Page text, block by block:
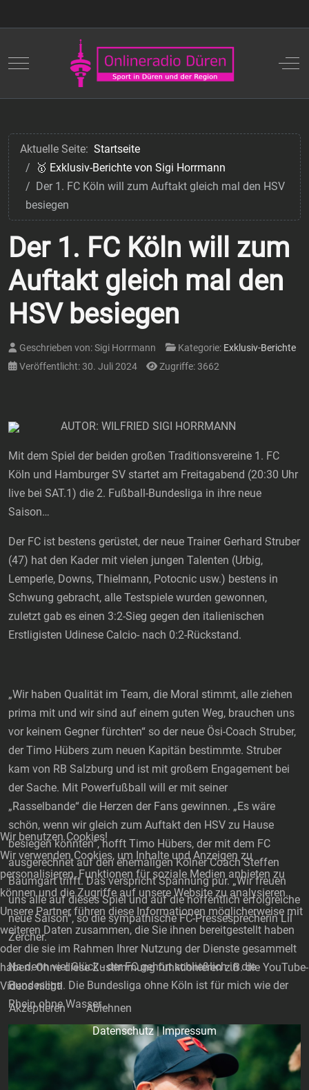
Mobile Menu Toggle Off-
Aktuelle Seite: Startseite
🥇 Exklusiv-Berichte von Sigi Horrmann
Der 1. FC Köln will zum Auftakt gleich mal den HSV
besiegen
Der 1. FC Köln will zum
Auftakt gleich mal den
HSV besiegen
Geschrieben von:Sigi Horrmann Kategorie: Exklusiv-Berichte
Veröffentlicht: 30. Juli 2024
Zugriffe: 3662
AUTOR: WILFRIED SIGI HORRMANN
Mit dem Spiel der beiden großen Traditionsvereine 1. FC
Köln und Hamburger SV startet am Freitagabend (20:30 Uhr
live bei SAT.1) die 2. Fußball-Bundesliga in ihre neue
Saison…
Der FC ist bestens gerüstet, der neue Trainer Gerhard Struber
(47) hat den Kader mit vielen jungen Talenten (Urbig,
Lemperle, Downs, Thielmann, Potocnic usw.) bestens in
Schwung gebracht, alle Testspiele wurden gewonnen,
zuletzt gab es einen 3:2-Sieg gegen den italienischen
Erstligisten Udinese Calcio- nach 0:2-Rückstand.
„Wir haben Qualität im Team, die Moral stimmt, alle ziehen
prima mit und wir sind auf einem guten Weg, brauchen uns
vor keinem Gegner fürchten“ so der neue Ösi-Coach Struber,
der Timo Hübers zum neuen Kapitän bestimmte. Struber
kam von RB Salzburg und ist mit großem Engagement bei
der Sache. Mit Powerfußball will er mit seiner
„Rasselbande“ die Herzen der Fans gewinnen. „Es wäre
schön, wenn wir gleich zum Auftakt den HSV zu Hause
besiegen könnten“, hofft Timo Hübers, der mit dem FC
ausgerechnet auf den ehemaligen Kölner Coach Steffen
Baumgart trifft. Das verspricht Spannung pur. „Wir freuen
uns alle auf dieses Spiel und auf die hoffentlich erfolgreiche
neue Saison“, so die sympathische FC-Pressesprecherin Lil
Zercher.
Na denn viel Glück - der FC gehört schließlich in die
Bundesliga. Die Bundesliga ohne Köln ist für mich wie der
Rhein ohne Wasser…
Wir benutzen Cookies!
Wir verwenden Cookies, um Inhalte und Anzeigen zu
personalisieren, Funktionen für soziale Medien anbieten zu
können und die Zugriffe auf unsere Website zu analysieren.
Unsere Partner führen diese Informationen möglicherweise mit
weiteren Daten zusammen, die Sie ihnen bereitgestellt haben
oder die sie im Rahmen Ihrer Nutzung der Dienste gesammelt
haben. Ohne diese Zustimmung funktionieren z.B. die YouTube-
Videos nicht!
Akzeptieren
Ablehnen
Datenschutz|Impressum